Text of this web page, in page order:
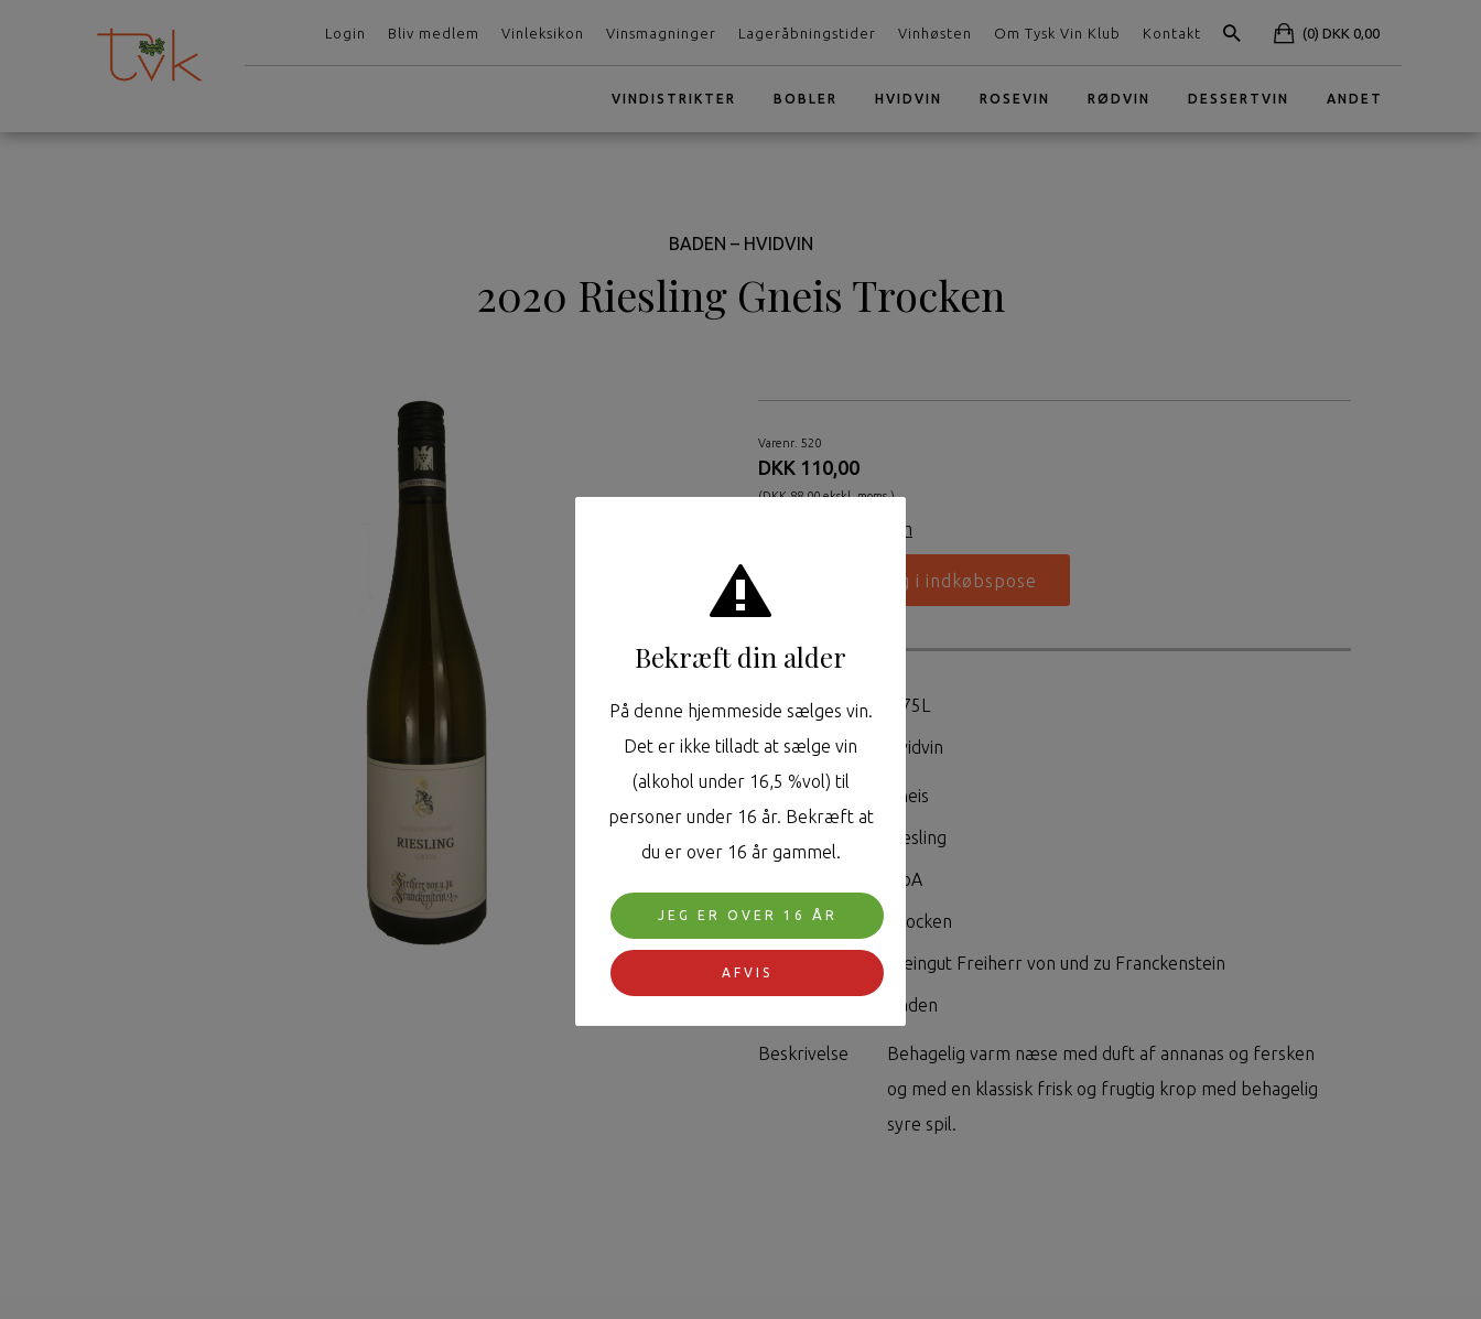
Bekræft din alder
På denne hjemmeside sælges vin.
Det er ikke tilladt at sælge vin
(alkohol under 16,5 %vol) til
personer under 16 år. Bekræft at
du er over 16 år gammel.
JEG ER OVER 16 ÅR
AFVIS
(0) DKK 0,00
Login Bliv medlem Vinleksikon Vinsmagninger Lageråbningstider Vinhøsten Om Tysk Vin Klub Kontakt
VINDISTRIKTER BOBLER HVIDVIN ROSEVIN RØDVIN DESSERTVIN ANDET
BADEN – HVIDVIN
2020 Riesling Gneis Trocken
Varenr. 520
DKK 110,00
(DKK 88,00 ekskl. moms.)
Bliv medlem
Flaske 0,75L
Type Hvidvin
Mark Gneis
Riesling
QbA
Tørhedsgrad Trocken
Producent Weingut Freiherr von und zu Franckenstein
Baden
Beskrivelse
Behagelig varm næse med duft af annanas og fersken
og med en klassisk frisk og frugtig krop med behagelig
syre spil.